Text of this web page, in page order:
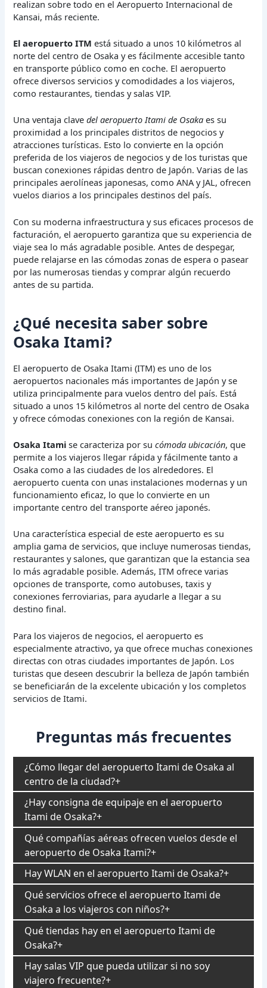
realizan sobre todo en el Aeropuerto Internacional de
Kansai, más reciente.
El aeropuerto ITM está situado a unos 10 kilómetros al
norte del centro de Osaka y es fácilmente accesible tanto
en transporte público como en coche. El aeropuerto
ofrece diversos servicios y comodidades a los viajeros,
como restaurantes, tiendas y salas VIP.
Una ventaja clavedel aeropuerto Itami de Osaka es su
proximidad a los principales distritos de negocios y
atracciones turísticas. Esto lo convierte en la opción
preferida de los viajeros de negocios y de los turistas que
buscan conexiones rápidas dentro de Japón. Varias de las
principales aerolíneas japonesas, como ANA y JAL, ofrecen
vuelos diarios a los principales destinos del país.
Con su moderna infraestructura y sus eficaces procesos de
facturación, el aeropuerto garantiza que su experiencia de
viaje sea lo más agradable posible. Antes de despegar,
puede relajarse en las cómodas zonas de espera o pasear
por las numerosas tiendas y comprar algún recuerdo
antes de su partida.
¿Qué necesita saber sobre
Osaka Itami?
El aeropuerto de Osaka Itami (ITM) es uno de los
aeropuertos nacionales más importantes de Japón y se
utiliza principalmente para vuelos dentro del país. Está
situado a unos 15 kilómetros al norte del centro de Osaka
y ofrece cómodas conexiones con la región de Kansai.
Osaka Itami se caracteriza por sucómoda ubicación, que
permite a los viajeros llegar rápida y fácilmente tanto a
Osaka como a las ciudades de los alrededores. El
aeropuerto cuenta con unas instalaciones modernas y un
funcionamiento eficaz, lo que lo convierte en un
importante centro del transporte aéreo japonés.
Una característica especial de este aeropuerto es su
amplia gama de servicios, que incluye numerosas tiendas,
restaurantes y salones, que garantizan que la estancia sea
lo más agradable posible. Además, ITM ofrece varias
opciones de transporte, como autobuses, taxis y
conexiones ferroviarias, para ayudarle a llegar a su
destino final.
Para los viajeros de negocios, el aeropuerto es
especialmente atractivo, ya que ofrece muchas conexiones
directas con otras ciudades importantes de Japón. Los
turistas que deseen descubrir la belleza de Japón también
se beneficiarán de la excelente ubicación y los completos
servicios de Itami.
Preguntas más frecuentes
¿Cómo llegar del aeropuerto Itami de Osaka al
centro de la ciudad?
¿Hay consigna de equipaje en el aeropuerto
Itami de Osaka?
Qué compañías aéreas ofrecen vuelos desde el
aeropuerto de Osaka Itami?
Hay WLAN en el aeropuerto Itami de Osaka?
Qué servicios ofrece el aeropuerto Itami de
Osaka a los viajeros con niños?
Qué tiendas hay en el aeropuerto Itami de
Osaka?
Hay salas VIP que pueda utilizar si no soy
viajero frecuente?